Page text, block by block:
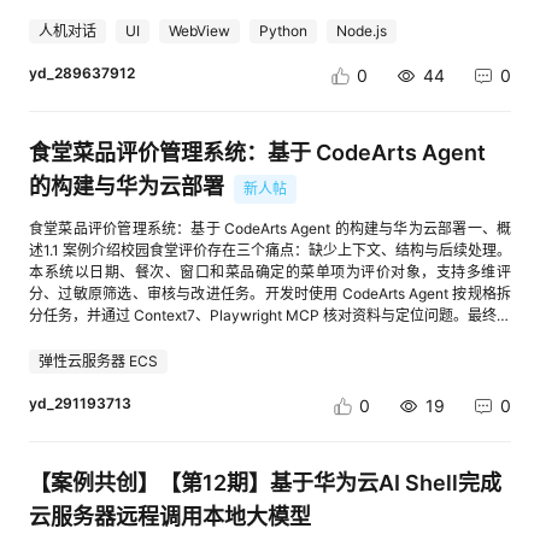
发粒子爆发中频平均值 midAvg在当前主题基础上偏移色相高频平均值
highAvg提高粒子速度并改变色相整体强度 rms调整粒子数量、透明度、饱
和度和环境光尺度四套主题只提供基础色彩和背景，实时音频特征会继续改
变视觉参数：主题键显示名称基础风格neon霓虹品红与青色，深蓝黑背景
用 requestAnimationFrame() 驱动绘制。每一帧先采集频谱，再进行特征分
析、背景绘制、主模式绘制和粒子更新：loop() { if (!this.running) return
this.render() this.animId = requestAnimationFrame(() => this.loop()) }
!this.audio.buffer) { this.drawIdleBackground(this.w, this.h) return } const
features = analyzeFeatures(freq) const params =
adaptVisualParams(features, this.theme) if (this.mode === 'bars')
this.drawBars(freq, params, features) else if (this.mode === 'circular')
this.drawCircular(freq, params, features) else this.drawSphere(freq,
bars对数映射频谱区间，绘制上下对称的渐变柱和倒影64 根频谱柱、逐帧
谱线球形 sphere使用黄金角在单位球面生成点阵，经旋转与深度计算投影
对象。检测到明显低频节拍时，渲染引擎会在画面中心额外发射一组高速粒
子。3.6.1 运行前代码核对当前源码中的 RenderEngine 已导入
BPMDetector，并在渲染阶段调用 this.bpmDetector.update()，但构造函
this.state.map = { size: size }; const walls = new Set(); for (let y = 0;
this.state.boxes = boxes; this.state.exit = exit; this.buildWallSet(); //
（1）网格碰撞检测：背包为6×6网格，每个收藏品有不同尺寸（1×1到
3×3），用slots二维数组描述占用形状。canPlace()函数遍历slots数组，
检查目标区域所有格子是否均未被占用且不越界。（2）唯一实例ID管理：
个同ID物品同时存在于背包时，removeItem()按ID删除会误删所有同ID实
例，导致物品消失或数据错乱。解决方案是引入uid（唯一实例ID）机制
——每次placeItem()时生成全局递增的uid，网格存储uid而非itemId，通过
_uidMap（Map数据结构）映射uid到itemId。removeItem()按uid删除，精
确移除单个实例，彻底解决同ID物品冲突问题。（3）拖拽交互：支持从保
拖拽重排。拖拽时通过dataTransfer传递uid、itemId、context（来源标
类型。双击保险箱物品可自动拾取（autoPlace自动寻找空位）。（4）事
每次刷新都重新绑定，会导致同一容器上叠加多个监听器，拖拽丢弃时触发
多次从而复制物品。解决方案是引入boxDropInitialized标志，确保drop监
听器只绑定一次。以下是核心代码：// backpack.js — uid实例管理核心代
认 SVG 图片。图 2 码道生成并修正需求文档3 开发环境与技术选型3.1 开发
云码道（CodeArts）代码智能体 Web IDE浏览器本地浏览器访问
理由Node.js应用运行环境安装简单，与码道生成的 JavaScript 项目配合直
接ExpressWeb 服务与路由结构轻量，适合小型 CRUD 应用EJS服务端模板
渲染不需要单独构建前端项目，降低复杂度Bootstrap 5页面布局与组件通过
原生数据库依赖express-session管理员会话用少量代码实现后台访问控制
dotenv环境变量加载将端口和 Session 密钥与代码分离3.3 项目结构项目目
录结构canteen-review/├─ app.js├─ db.js├─ package.json├─
package-lock.json├─ README.md├─ .env.example├─ public/│ ├─
css/style.css│ └─ images/default-dish.svg├─ views/│ ├─ index.ejs│
docs/图 4 项目文件结构4 系统总体设计4.1 总体架构系统采用单体 Web 应
数校验和业务处理；EJS 将查询结果渲染为 HTML 页面；SQLite 保存菜
页面渲染├─ Session 管理员鉴权└─ 参数校验与错误处理│ 参数化
SQL▼SQLite 数据库(dishes / reviews / admins)4.2 普通用户业务流程访
问首页 → 浏览菜品列表├─ 输入关键词 → 模糊搜索 → 查看结果└─ 点击菜
买 ECS 资源。2.2 准备本地开发环境本案例使用浏览器直接运行单文件项
或其他现代浏览器；可编辑 HTML 的代码编辑器；华为云码道
维护时，建议将 @3 替换为经过验证的具体版本号，或者将 Vue 文件下载
到 ECS 本地，避免外部 CDN 波动影响页面加载。2.3 准备项目目录项目结
构如下：食堂菜品评价系统/ └── index.htmlindex.html 中包含：页面结
证；浏览器本地存储；数据统计与 CSV 导出。2.4 准备华为云 ECS部署阶
段需要准备一台华为云弹性云服务器 ECS。本案例使用 Ubuntu 操作系统，
静态网页对服务器性能要求较低，可根据实际需求选择基础配置。购买完成
后，请记录以下信息：ECS 公网 IP；登录用户名；登录密码或私钥；安全
组配置入口。安全组入方向至少需要根据实际使用开放以下端口：22：用于
试阶段通过公网 IP 访问时，最关键的是开放 80 端口。三、构建食堂菜品评
后，新建一个前端项目，并在项目根目录创建 index.html。不要只向代码智
管理员可以添加、修改和删除菜品。 4. 不开发后端，数据先保存在
localStorage。 5. 所有 HTML、CSS 和 JavaScript 尽量放在一个
index.html 中。 6. 页面要适配电脑和手机。 7. 代码要有完整的错误处理和
人机对话 UI WebView Python Node.js
yd_289637912 0 44 0
食堂菜品评价管理系统：基于 CodeArts Agent
的构建与华为云部署
新人帖
食堂菜品评价管理系统：基于 CodeArts Agent 的构建与华为云部署一、概
述1.1 案例介绍校园食堂评价存在三个痛点：缺少上下文、结构与后续处理。
本系统以日期、餐次、窗口和菜品确定的菜单项为评价对象，支持多维评
分、过敏原筛选、审核与改进任务。开发时使用 CodeArts Agent 按规格拆
分任务，并通过 Context7、Playwright MCP 核对资料与定位问题。最终构
MySQL，公网验证首页、接口和图片加载正常。1.2 适用对象与案例流程本
Skill/MCP 协作流程的开发者。整体流程可分为五步：读取项目规格与工程
到华为云 ECS/RDS，并验证公网访问。1.3 资源总览资源本案例中的实际用
途CodeArts Agent根据规格辅助任务拆分、代码实现和问题定位Skill规范文
档、架构图和检索任务的步骤与验收方式Context7 / Playwright MCP资料
核对、页面检查和控制台错误定位ECS、EIP、VPC/安全组、RDS for
弹性云服务器 ECS
yd_291193713 0 19 0
【案例共创】【第12期】基于华为云AI Shell完成
云服务器远程调用本地大模型